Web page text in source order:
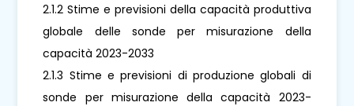
2.1.2 Stime e previsioni della capacità produttiva
globale delle sonde per misurazione della
capacità 2023-2033
2.1.3 Stime e previsioni di produzione globali di
sonde per misurazione della capacità 2023-